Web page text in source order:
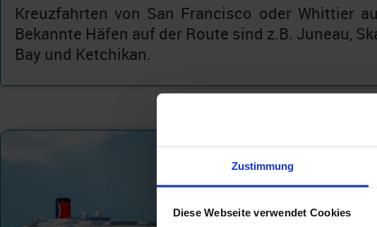
Zustimmung
Diese Webseite verwendet Cookies
Kreuzfahrten von San Francisco oder Whittier
Bekannte Häfen auf der Route sind z.B. Juneau,
Bay und Ketchikan.